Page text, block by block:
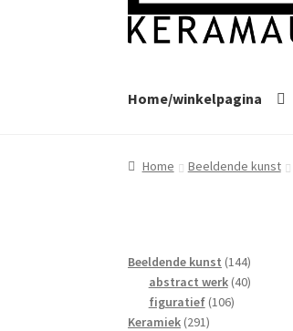
Home/winkelpagina
Home Beeldende kunst
Beeldende kunst 144144
abstract werk 4040
figuratief 106106
Keramiek 291291